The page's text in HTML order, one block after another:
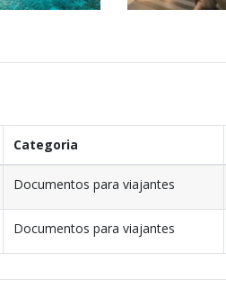
Categoria
Documentos para viajantes
Documentos para viajantes